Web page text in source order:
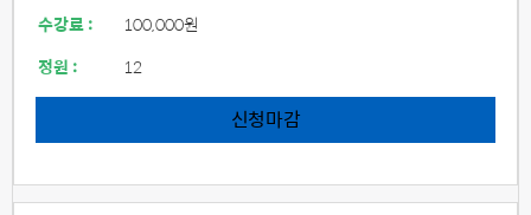
수강료 :
100,000원
정원 :
12
신청마감